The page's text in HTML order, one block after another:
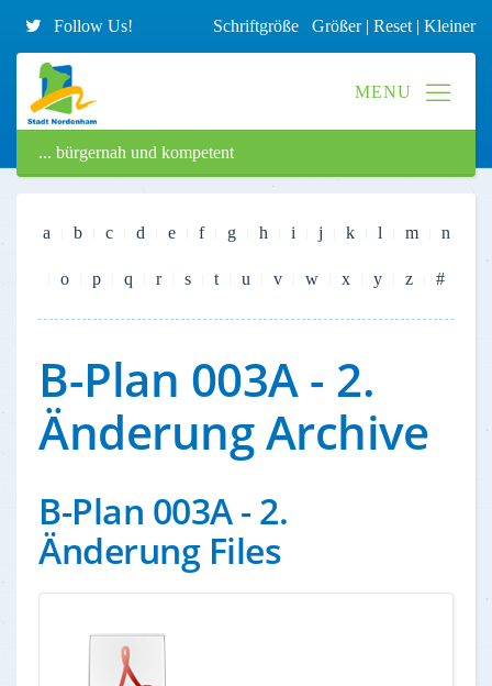
Follow Us! Schriftgröße Größer| Reset | Kleiner
... bürgernah und kompetent
a b c d e f g h i j k l m n
o p q r s t u v w x y z #
B-Plan 003A - 2.
Änderung Archive
B-Plan 003A - 2.
Änderung Files